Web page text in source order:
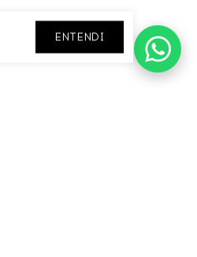
ENTENDI